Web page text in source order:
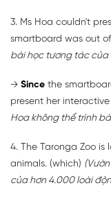
3. Ms Hoa couldn't
smartboard was out of
bài học tương tác của
→ Since the
present her interactive
Hoa không thể trình
4. The Taronga Zoo is
animals. (which)
của hơn 4.000 loài